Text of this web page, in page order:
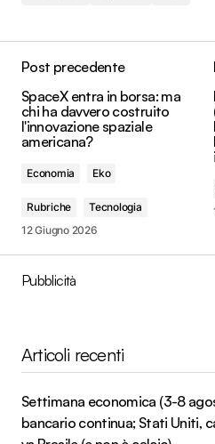
Post precedente
SpaceX entra in borsa: ma
chi ha davvero costruito
l'innovazione spaziale
americana?
Economia Eko
Rubriche
Tecnologia
12 Giugno 2026
Pubblicità
Articoli recenti
Settimana economica (3-8
bancario continua; Stati Uniti,